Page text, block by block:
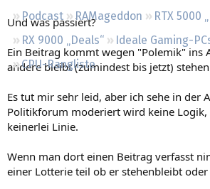
Podcast RAMageddon
RTX 5000
RX 9000 „Deals“
Ideale Gaming-
CPU-Rangliste
Und was passiert?
Ein Beitrag kommt wegen "Polemik" ins
andere bleibt (zumindest bis jetzt)
Es tut mir sehr leid, aber ich sehe in der
Politikforum moderiert wird keine Logik,
keinerlei Linie.
Wenn man dort einen Beitrag verfasst
einer Lotterie teil ob er stehenbleibt